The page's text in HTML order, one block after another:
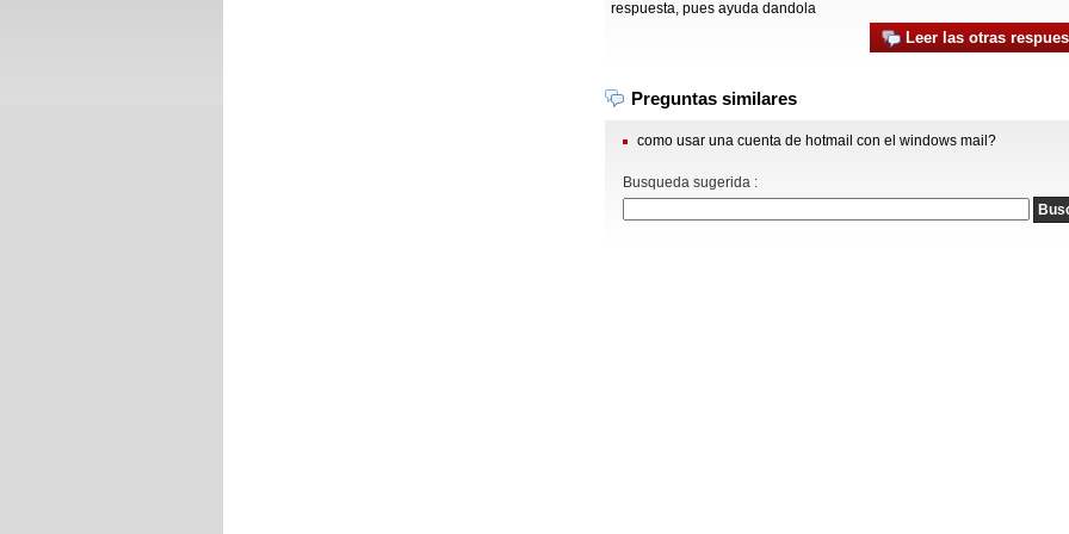
respuesta, pues ayuda dandola
Leer las otras
Preguntas similares
como usar una cuenta de hotmail con el windows mail?
Busqueda sugerida :